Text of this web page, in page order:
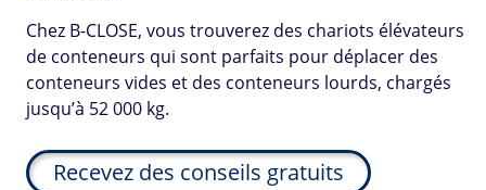
Chez B-CLOSE, vous trouverez des chariots élévateurs
de conteneurs qui sont parfaits pour déplacer des
conteneurs vides et des conteneurs lourds, chargés
jusqu’à 52 000 kg.
Recevez des conseils gratuits